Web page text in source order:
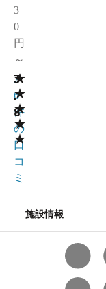
3
0
円
～
★
★
★
★
★
3
.
8
2
6
件
の
口
コ
ミ
施設情報